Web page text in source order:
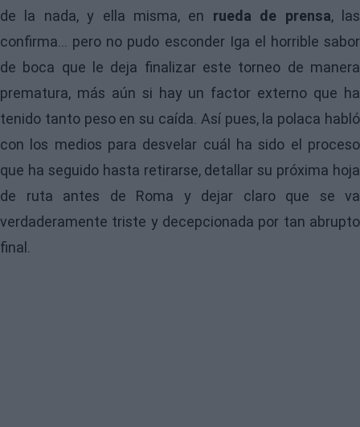
de la nada, y ella misma, en rueda de prensa, las
confirma... pero no pudo esconder Iga el horrible sabor
de boca que le deja finalizar este torneo de manera
prematura, más aún si hay un factor externo que ha
tenido tanto peso en su caída. Así pues, la polaca habló
con los medios para desvelar cuál ha sido el proceso
que ha seguido hasta retirarse, detallar su próxima hoja
de ruta antes de Roma y dejar claro que se va
verdaderamente triste y decepcionada por tan abrupto
final.